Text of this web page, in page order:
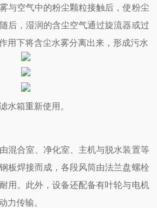
与空气中的粉尘颗粒接触后，使粉尘
后，湿润的含尘空气通过旋流器或过
用下将含尘水雾分离出来，形成污水
水箱重新使用。
混合室、净化室、主机与脱水装置等
板焊接而成，各段风筒由法兰盘螺栓
用。此外，设备还配备有叶轮与电机
力传输。